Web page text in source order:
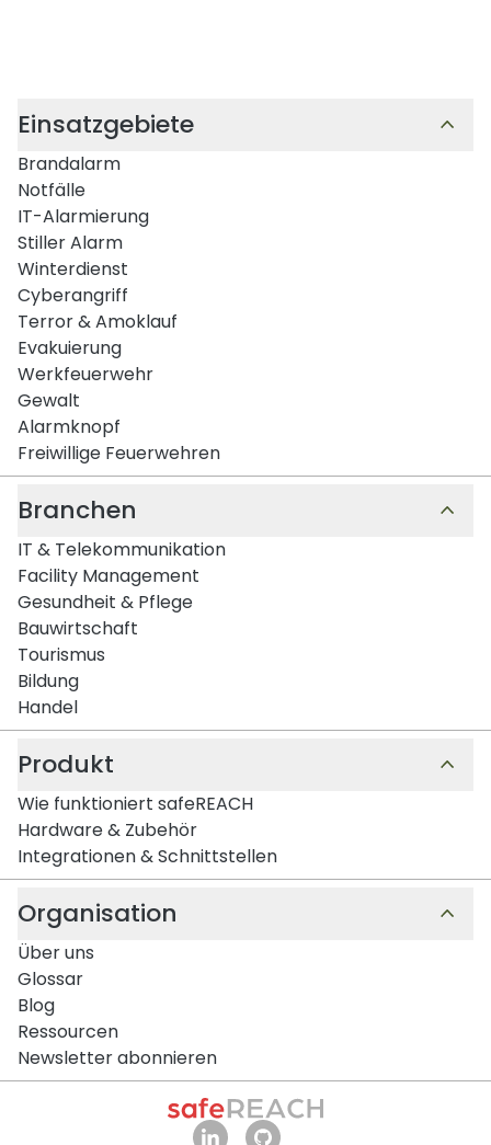
Einsatzgebiete
Brandalarm
Notfälle
IT-Alarmierung
Stiller Alarm
Winterdienst
Cyberangriff
Terror & Amoklauf
Evakuierung
Werkfeuerwehr
Gewalt
Alarmknopf
Freiwillige Feuerwehren
Branchen
IT & Telekommunikation
Facility Management
Gesundheit & Pflege
Bauwirtschaft
Tourismus
Bildung
Handel
Produkt
Wie funktioniert safeREACH
Hardware & Zubehör
Integrationen & Schnittstellen
Organisation
Über uns
Glossar
Blog
Ressourcen
Newsletter abonnieren